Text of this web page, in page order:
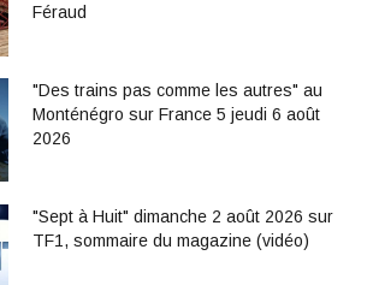
Féraud
"Des trains pas comme les autres" au
Monténégro sur France 5 jeudi 6 août
2026
"Sept à Huit" dimanche 2 août 2026 sur
TF1, sommaire du magazine (vidéo)